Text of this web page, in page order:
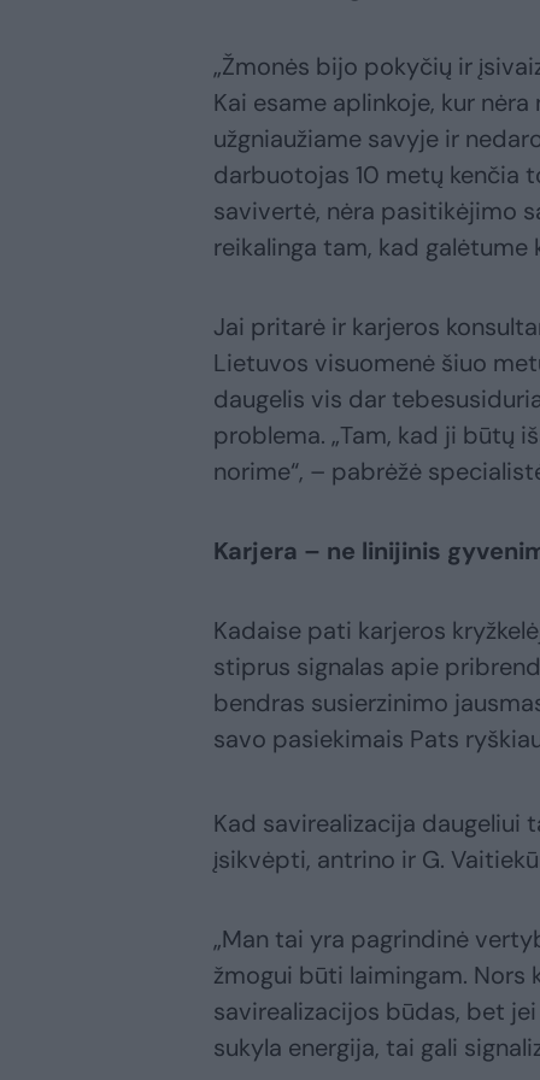
„Žmonės bijo pokyčių ir
Kai esame aplinkoje, kur
užgniaužiame savyje ir
darbuotojas 10 metų kenčia
savivertė, nėra pasitikėjimo
reikalinga tam, kad galėtume
Jai pritarė ir karjeros
Lietuvos visuomenė šiuo
daugelis vis dar
problema. „Tam, kad ji būtų
norime“, – pabrėžė
Karjera – ne linijinis
Kadaise pati karjeros
stiprus signalas apie
bendras susierzinimo
savo pasiekimais Pats
Kad savirealizacija
įsikvėpti, antrino ir G.
„Man tai yra pagrindinė
žmogui būti laimingam. Nors
savirealizacijos būdas, bet
sukyla energija, tai gali